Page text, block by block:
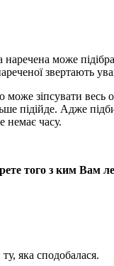
може
звертають
може зіпсувати
підійде. Адже
немає часу.
того з ким Вам
яка сподобалася.